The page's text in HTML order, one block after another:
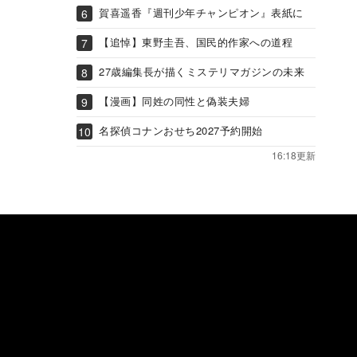
賀喜遥香『週刊少年チャンピオン』表紙に
【追悼】東野圭吾、国民的作家への道程
27歳編集長が描くミステリマガジンの未来
【漫画】同姓の同性と偽装夫婦
名探偵コナンおせち2027予約開始
16:18更新